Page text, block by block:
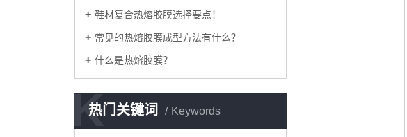
鞋材复合热熔胶膜选择要点！
常见的热熔胶膜成型方法有什么？
什么是热熔胶膜？
热门关键词 Keywords
K